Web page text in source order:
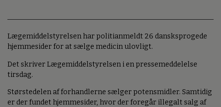
Lægemiddelstyrelsen har politianmeldt 26 dansksprogede
hjemmesider for at sælge medicin ulovligt.
Det skriver Lægemiddelstyrelsen i en pressemeddelelse
tirsdag.
Størstedelen af forhandlerne sælger potensmidler. Samtidig
er der fundet hjemmesider, hvor der foregår illegalt salg af